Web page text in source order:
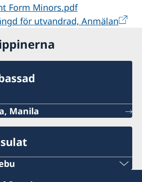
Form Minors.pdf
för utvandrad, Anmälan
Manila